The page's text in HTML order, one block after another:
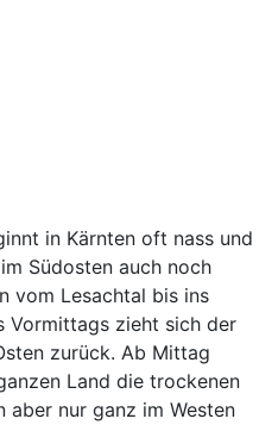
in Kärnten oft nass und
Südosten auch noch
vom Lesachtal bis ins
Vormittags zieht sich der
zurück. Ab Mittag
Land die trockenen
aber nur ganz im Westen